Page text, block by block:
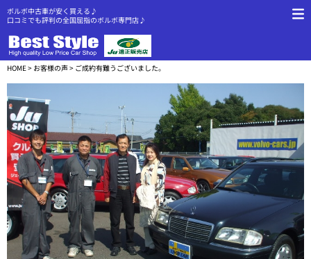
ボルボ中古車が安く買える♪
口コミでも評判の全国屈指のボルボ専門店♪
HOME> お客様の声> ご成約有難うございました。